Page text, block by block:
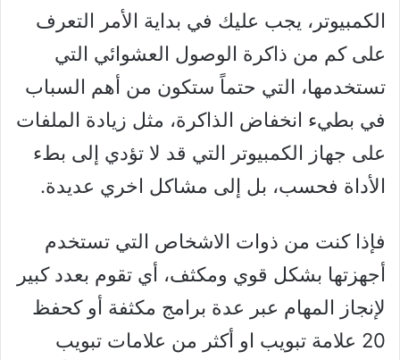
الكمبيوتر، يجب عليك في بداية الأمر التعرف
على كم من ذاكرة الوصول العشوائي التي
تستخدمها، التي حتماً ستكون من أهم السباب
في بطيء انخفاض الذاكرة، مثل زيادة الملفات
على جهاز الكمبيوتر التي قد لا تؤدي إلى بطء
الأداة فحسب، بل إلى مشاكل اخري عديدة.
فإذا كنت من ذوات الاشخاص التي تستخدم
أجهزتها بشكل قوي ومكثف، أي تقوم بعدد كبير
لإنجاز المهام عبر عدة برامج مكثفة أو كحفظ
20 علامة تبويب او أكثر من علامات تبويب